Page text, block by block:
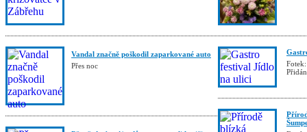
Vandal značně poškodil zaparkované auto
Přes noc